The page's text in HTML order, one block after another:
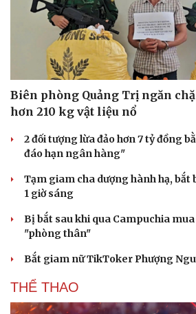
Biên phòng Quảng Trị ngăn
hơn 210 kg vật liệu nổ
2 đối tượng lừa đảo hơn 7 tỷ đồng
đáo hạn ngân hàng"
Tạm giam cha dượng hành hạ, bắt
1 giờ sáng
Bị bắt sau khi qua Campuchia
"phòng thân"
Bắt giam nữ TikToker Phượng
THỂ THAO